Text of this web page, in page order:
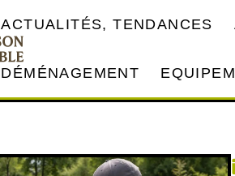
ACTUALITÉS, TENDANCES
DÉMÉNAGEMENT